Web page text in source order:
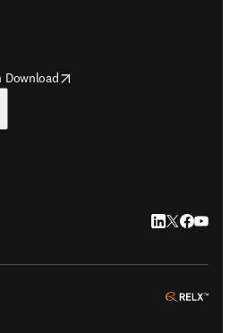
Download
LinkedIn
Twitter